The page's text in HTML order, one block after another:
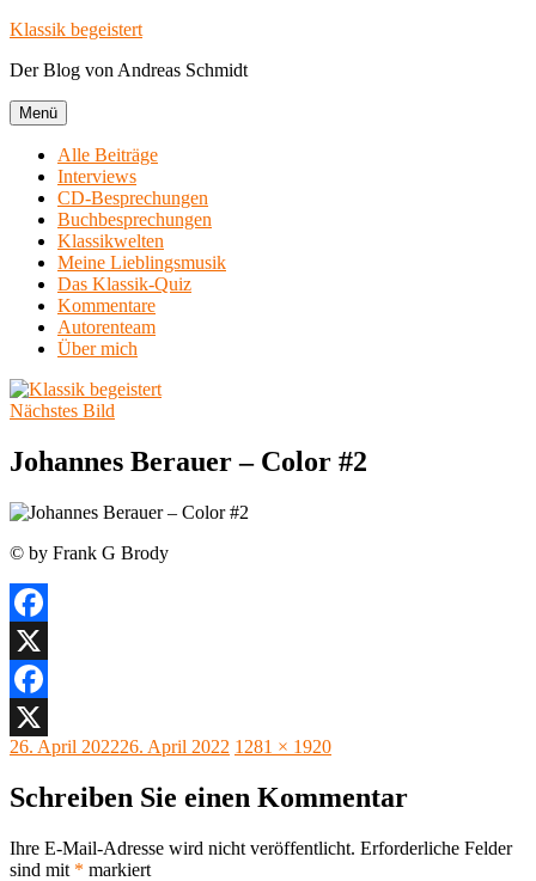
Zum
springen
Klassik begeistert
Der Blog von Andreas Schmidt
Menü
Alle Beiträge
Interviews
CD-Besprechungen
Buchbesprechungen
Klassikwelten
Meine Lieblingsmusik
Das Klassik-Quiz
Kommentare
Autorenteam
Über mich
Nächstes Bild
Johannes Berauer – Color #2
© by Frank G Brody
Facebook
X
Facebook
X
Veröffentlicht
26. April 202226. April 2022 Originalgröße
1281 × 1920
Schreiben Sie einen Kommentar
Ihre E-Mail-Adresse wird nicht veröffentlicht. Erforderliche Felder
sind mit * markiert